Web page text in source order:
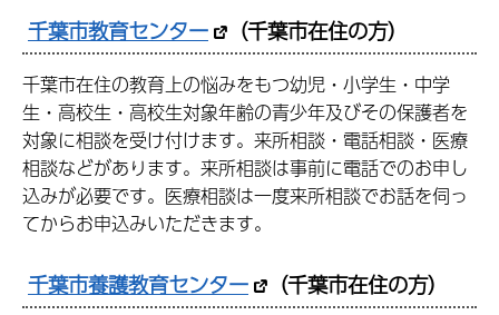
千葉市教育センター （千葉市在住の方）
千葉市在住の教育上の悩みをもつ幼児・小学生・中学
生・高校生・高校生対象年齢の青少年及びその保護者を
対象に相談を受け付けます。来所相談・電話相談・医療
相談などがあります。来所相談は事前に電話でのお申し
込みが必要です。医療相談は一度来所相談でお話を伺っ
てからお申込みいただきます。
千葉市養護教育センター （千葉市在住の方）